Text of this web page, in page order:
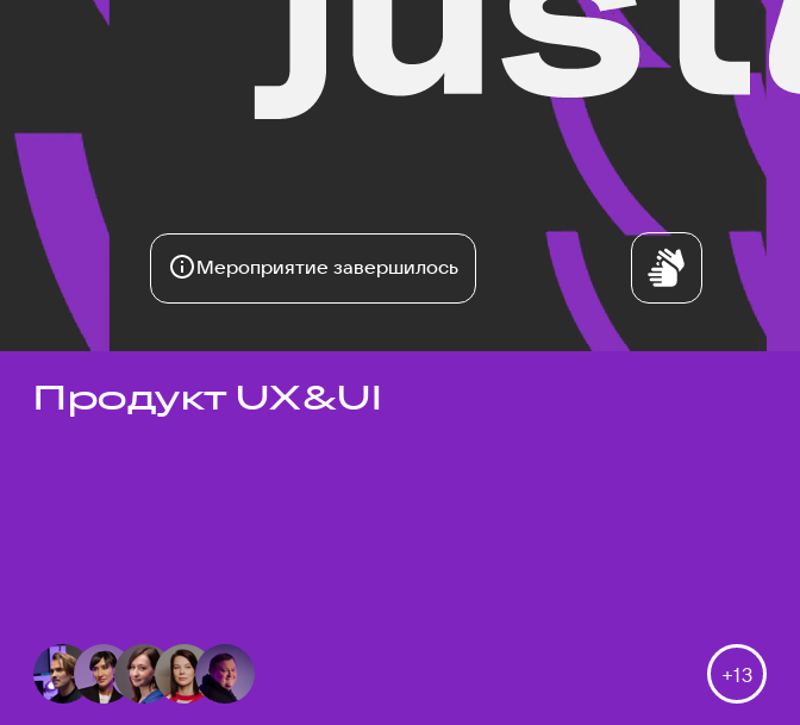
Мероприятие завершилось
Темы докладов
Продукт UX&UI
+13